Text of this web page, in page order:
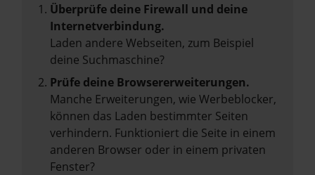
Überprüfe deine Firewall und deine
Internetverbindung.
Laden andere Webseiten, zum Beispiel
deine Suchmaschine?
Prüfe deine Browsererweiterungen.
Manche Erweiterungen, wie Werbeblocker,
können das Laden bestimmter Seiten
verhindern. Funktioniert die Seite in einem
anderen Browser oder in einem privaten
Fenster?